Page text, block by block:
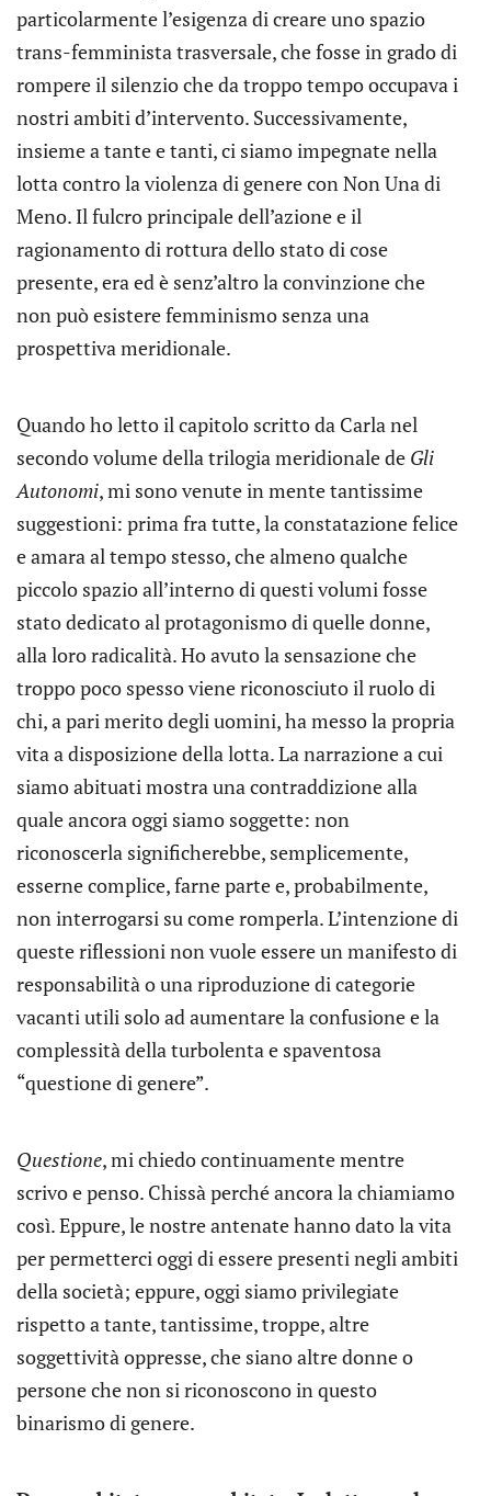
particolarmente l’esigenza di creare uno spazio
trans-femminista trasversale, che fosse in grado di
rompere il silenzio che da troppo tempo occupava i
nostri ambiti d’intervento. Successivamente,
insieme a tante e tanti, ci siamo impegnate nella
lotta contro la violenza di genere con Non Una di
Meno. Il fulcro principale dell’azione e il
ragionamento di rottura dello stato di cose
presente, era ed è senz’altro la convinzione che
non può esistere femminismo senza una
prospettiva meridionale.
Quando ho letto il capitolo scritto da Carla nel
secondo volume della trilogia meridionale de Gli
Autonomi, mi sono venute in mente tantissime
suggestioni: prima fra tutte, la constatazione felice
e amara al tempo stesso, che almeno qualche
piccolo spazio all’interno di questi volumi fosse
stato dedicato al protagonismo di quelle donne,
alla loro radicalità. Ho avuto la sensazione che
troppo poco spesso viene riconosciuto il ruolo di
chi, a pari merito degli uomini, ha messo la propria
vita a disposizione della lotta. La narrazione a cui
siamo abituati mostra una contraddizione alla
quale ancora oggi siamo soggette: non
riconoscerla significherebbe, semplicemente,
esserne complice, farne parte e, probabilmente,
non interrogarsi su come romperla. L’intenzione di
queste riflessioni non vuole essere un manifesto di
responsabilità o una riproduzione di categorie
vacanti utili solo ad aumentare la confusione e la
complessità della turbolenta e spaventosa
“questione di genere”.
Questione, mi chiedo continuamente mentre
scrivo e penso. Chissà perché ancora la chiamiamo
così. Eppure, le nostre antenate hanno dato la vita
per permetterci oggi di essere presenti negli ambiti
della società; eppure, oggi siamo privilegiate
rispetto a tante, tantissime, troppe, altre
soggettività oppresse, che siano altre donne o
persone che non si riconoscono in questo
binarismo di genere.